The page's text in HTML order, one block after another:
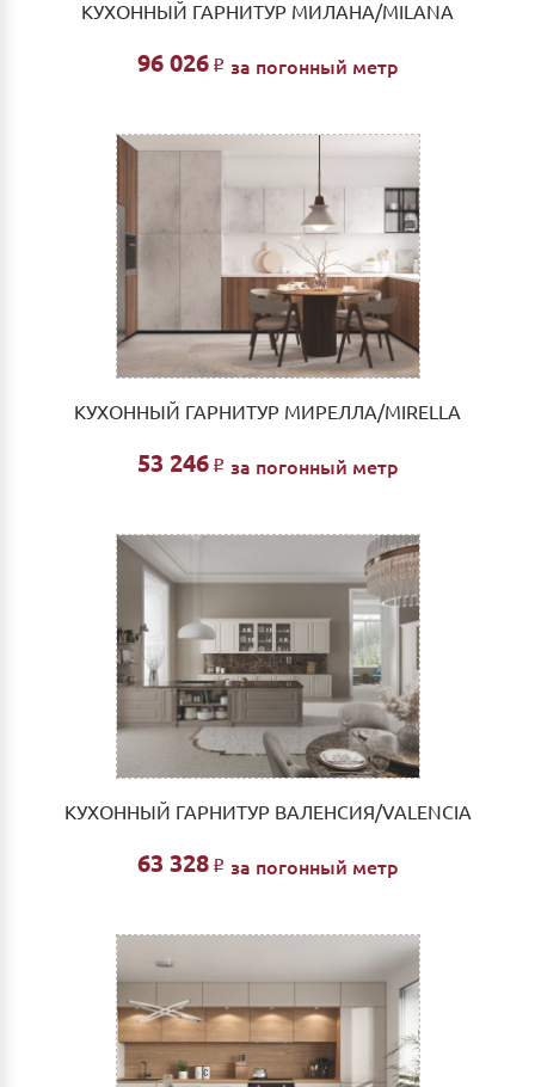
КУХОННЫЙ ГАРНИТУР МИЛАНА/MILANA
96 026 Р за погонный метр
КУХОННЫЙ ГАРНИТУР МИРЕЛЛА/MIRELLA
53 246 Р за погонный метр
КУХОННЫЙ ГАРНИТУР ВАЛЕНСИЯ/VALENCIA
63 328 Р за погонный метр